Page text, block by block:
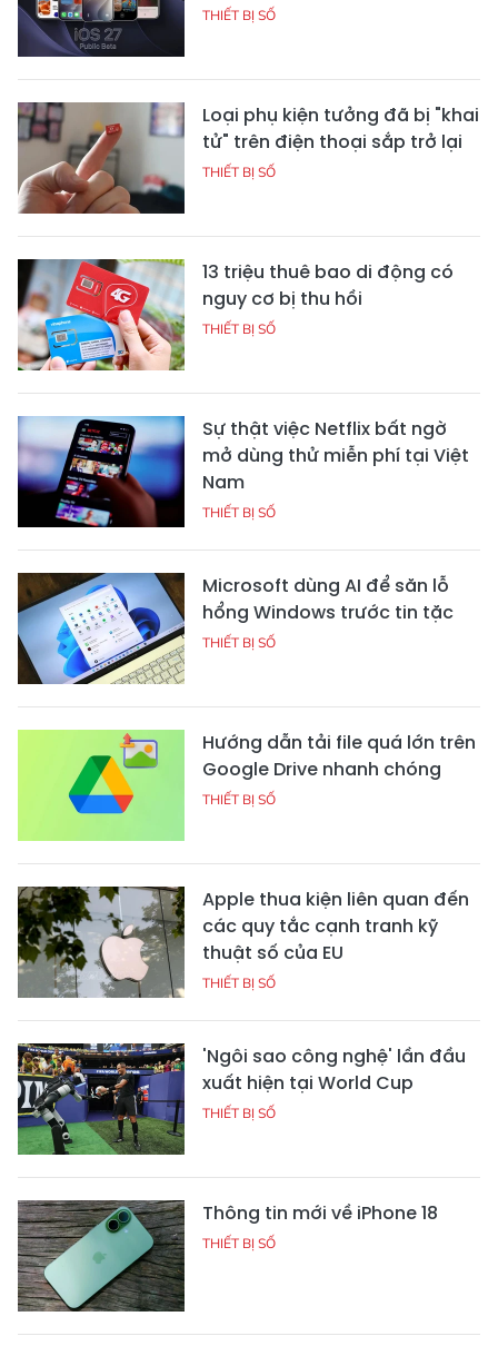
THIẾT BỊ SỐ
Loại phụ kiện tưởng đã bị "khai
tử" trên điện thoại sắp trở lại
THIẾT BỊ SỐ
13 triệu thuê bao di động có
nguy cơ bị thu hồi
THIẾT BỊ SỐ
Sự thật việc Netflix bất ngờ
mở dùng thử miễn phí tại Việt
Nam
THIẾT BỊ SỐ
Microsoft dùng AI để săn lỗ
hổng Windows trước tin tặc
THIẾT BỊ SỐ
Hướng dẫn tải file quá lớn trên
Google Drive nhanh chóng
THIẾT BỊ SỐ
Apple thua kiện liên quan đến
các quy tắc cạnh tranh kỹ
thuật số của EU
THIẾT BỊ SỐ
'Ngôi sao công nghệ' lần đầu
xuất hiện tại World Cup
THIẾT BỊ SỐ
Thông tin mới về iPhone 18
THIẾT BỊ SỐ